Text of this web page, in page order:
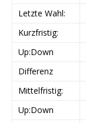
Letzte Wahl:
Kurzfristig:
Up:Down
Differenz
Mittelfristig:
Up:Down